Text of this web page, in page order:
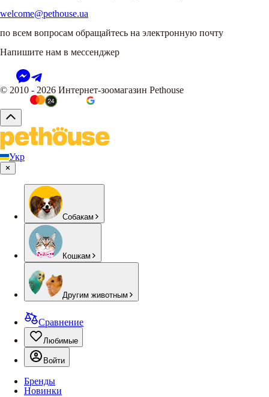
welcome@pethouse.ua
по всем вопросам обращайтесь на электронную почту
Напишите нам в мессенджер
© 2010 - 2026 Интернет-зоомагазин Pethouse
Укр
Собакам
Кошкам
Другим животным
Сравнение
Любимые
Войти
Бренды
Новинки